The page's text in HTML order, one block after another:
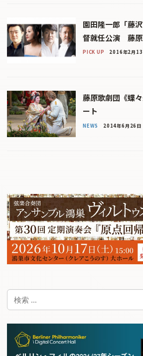
園田隆一郎「藤
督就任公演 藤原
PICK UP 2016年2月
藤原歌劇団《蝶
ート
NEWS 2014年6月26日
検